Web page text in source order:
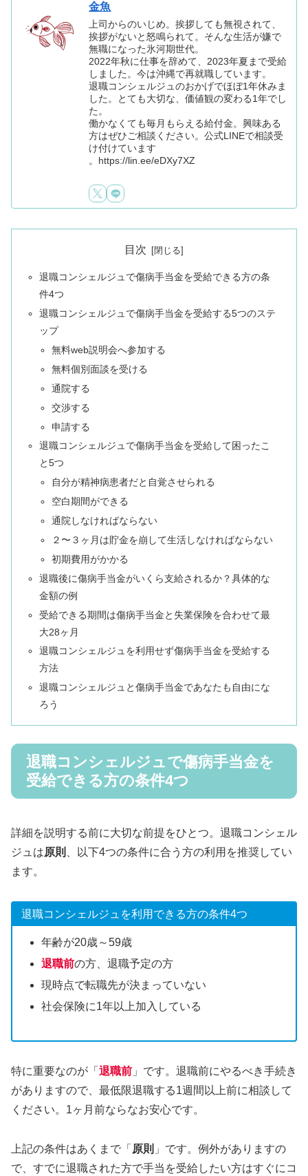
金魚
上司からのいじめ。挨拶しても無視されて、
挨拶がないと怒鳴られて。そんな生活が嫌で
無職になった氷河期世代。
2022年秋に仕事を辞めて、2023年夏まで受給
しました。今は沖縄で再就職しています。
退職コンシェルジュのおかげでほぼ1年休みま
した。とても大切な、価値観の変わる1年でし
た。
働かなくても毎月もらえる給付金。興味ある
方はぜひご相談ください。公式LINEで相談受
け付けています
。https://lin.ee/eDXy7XZ
目次
退職コンシェルジュで傷病手当金を受給できる方の条
件4つ
退職コンシェルジュで傷病手当金を受給する5つのステ
ップ
無料web説明会へ参加する
無料個別面談を受ける
通院する
交渉する
申請する
退職コンシェルジュで傷病手当金を受給して困ったこ
と5つ
自分が精神病患者だと自覚させられる
空白期間ができる
通院しなければならない
２〜３ヶ月は貯金を崩して生活しなければならない
初期費用がかかる
退職後に傷病手当金がいくら支給されるか？具体的な
金額の例
受給できる期間は傷病手当金と失業保険を合わせて最
大28ヶ月
退職コンシェルジュを利用せず傷病手当金を受給する
方法
退職コンシェルジュと傷病手当金であなたも自由にな
ろう
退職コンシェルジュで傷病手当金を
受給できる方の条件4つ
詳細を説明する前に大切な前提をひとつ。退職コンシェル
ジュは原則
、以下4つの条件に合う方の利用を推奨してい
ます。
退職コンシェルジュを利用できる方の条件4つ
年齢が20歳～59歳
退職前の方、退職予定の方
現時点で転職先が決まっていない
社会保険に1年以上加入している
特に重要なのが「 退職前 」です。退職前にやるべき手続き
がありますので、最低限退職する1週間以上前に相談して
ください。1ヶ月前ならなお安心です。
上記の条件はあくまで「 原則 」です。例外がありますの
で、すでに退職された方で手当を受給したい方はすぐにコ